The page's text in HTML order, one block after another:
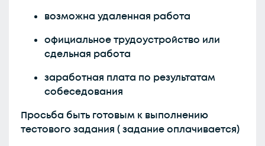
возможна удаленная работа
официальное трудоустройство или
сдельная работа
заработная плата по результатам
собеседования
Просьба быть готовым к выполнению
тестового задания ( задание оплачивается)